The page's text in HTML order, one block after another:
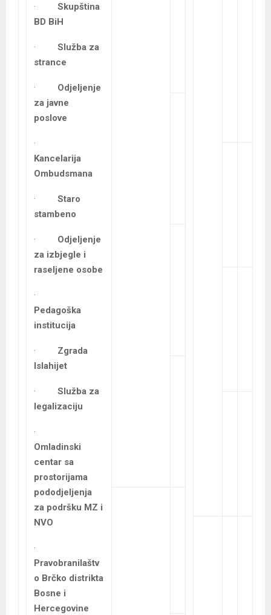
· Skupština
BD BiH
· Služba za
strance
· Odjeljenje
za javne
poslove
·
Kancelarija
Ombudsmana
· Staro
stambeno
· Odjeljenje
za izbjegle i
raseljene osobe
·
Pedagoška
institucija
· Zgrada
Islahijet
· Služba za
legalizaciju
·
Omladinski
centar sa
prostorijama
pododjeljenja
za podršku MZ i
NVO
·
Pravobranilaštv
o Brčko distrikta
Bosne i
Hercegovine